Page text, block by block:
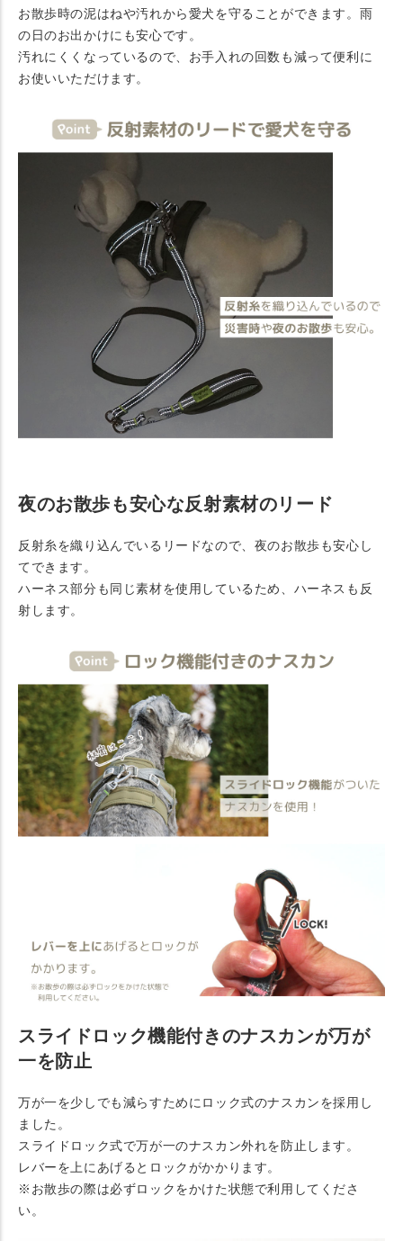
お散歩時の泥はねや汚れから愛犬を守ることができます。雨
の日のお出かけにも安心です。
汚れにくくなっているので、お手入れの回数も減って便利に
お使いいただけます。
夜のお散歩も安心な反射素材のリード
反射糸を織り込んでいるリードなので、夜のお散歩も安心し
てできます。
ハーネス部分も同じ素材を使用しているため、ハーネスも反
射します。
スライドロック機能付きのナスカンが万が
一を防止
万が一を少しでも減らすためにロック式のナスカンを採用し
ました。
スライドロック式で万が一のナスカン外れを防止します。
レバーを上にあげるとロックがかかります。
※お散歩の際は必ずロックをかけた状態で利用してくださ
い。